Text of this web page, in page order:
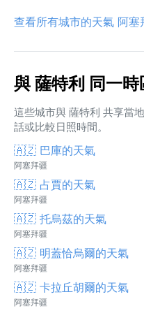
查看所有城市的天氣 阿塞
與 薩特利 同一
這些城市與 薩特利 共享當
話或比較日照時間。
🇦🇿 巴庫的天氣
阿塞拜疆
🇦🇿 占賈的天氣
阿塞拜疆
🇦🇿 托烏茲的天氣
阿塞拜疆
🇦🇿 明蓋恰烏爾的天氣
阿塞拜疆
🇦🇿 卡拉丘胡爾的天氣
阿塞拜疆